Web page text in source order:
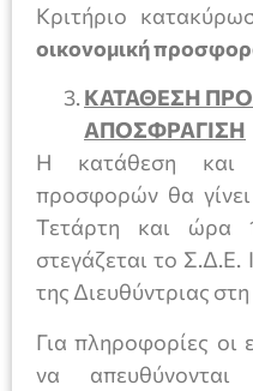
Κριτήριο
οικονομική
ΚΑΤΑΘΕΣΗ
ΑΠΟΣΦΡΑΓΙΣΗ
Η κατάθεση και
προσφορών θα
Τετάρτη και ώρα
στεγάζεται το Σ.Δ.Ε.
της Διευθύντριας
Για πληροφορίες οι
να